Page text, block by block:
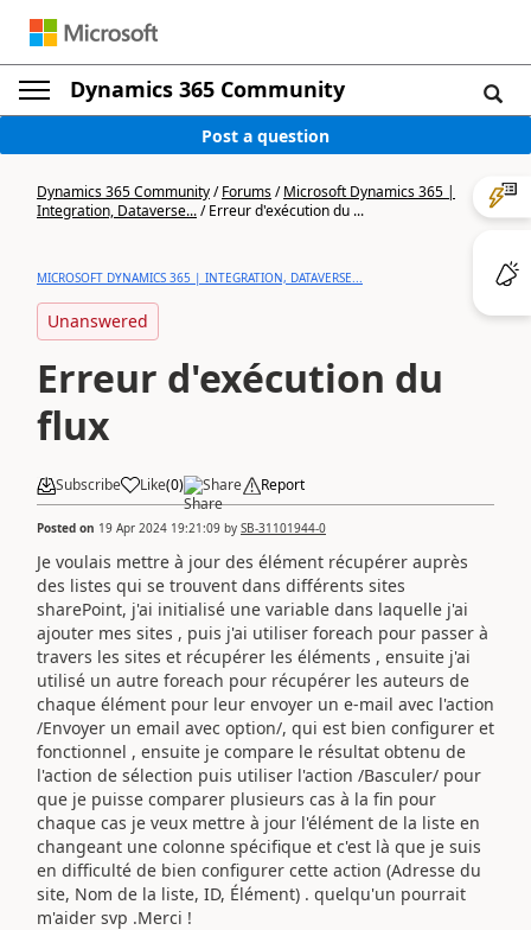
Dynamics 365 Community
Post a question
Dynamics 365 Community/Forums/Microsoft Dynamics 365 |
Integration, Dataverse.../Erreur d'exécution du ...
MICROSOFT DYNAMICS 365 | INTEGRATION, DATAVERSE...
Unanswered
Erreur d'exécution du
flux
Subscribe Like(0) Share Report
Posted on 19 Apr 2024 19:21:09 by SB-31101944-0
Je voulais mettre à jour des élément récupérer auprès
des listes qui se trouvent dans différents sites
sharePoint, j'ai initialisé une variable dans laquelle j'ai
ajouter mes sites , puis j'ai utiliser foreach pour passer à
travers les sites et récupérer les éléments , ensuite j'ai
utilisé un autre foreach pour récupérer les auteurs de
chaque élément pour leur envoyer un e-mail avec l'action
/Envoyer un email avec option/, qui est bien configurer et
fonctionnel , ensuite je compare le résultat obtenu de
l'action de sélection puis utiliser l'action /Basculer/ pour
que je puisse comparer plusieurs cas à la fin pour
chaque cas je veux mettre à jour l'élément de la liste en
changeant une colonne spécifique et c'est là que je suis
en difficulté de bien configurer cette action (Adresse du
site, Nom de la liste, ID, Élément) . quelqu'un pourrait
m'aider svp .Merci !